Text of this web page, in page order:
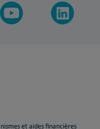
et aides financières